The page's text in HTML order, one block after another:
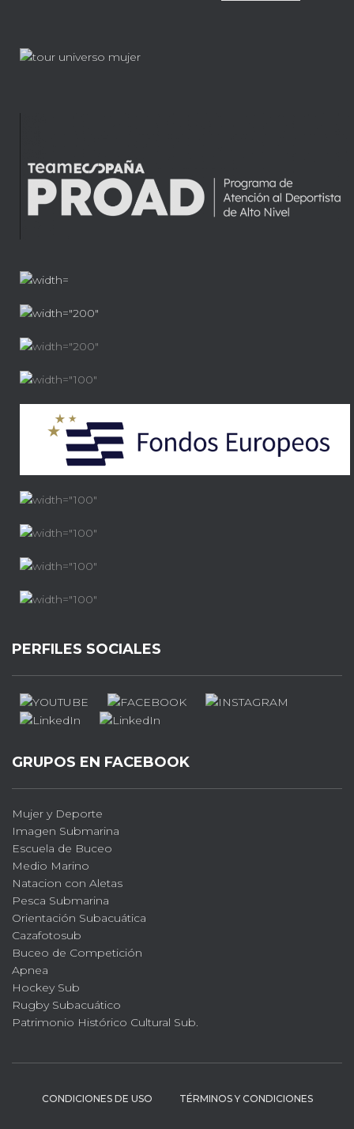
PERFILES SOCIALES
GRUPOS EN FACEBOOK
Mujer y Deporte
Imagen Submarina
Escuela de Buceo
Medio Marino
Natacion con Aletas
Pesca Submarina
Orientación Subacuática
Cazafotosub
Buceo de Competición
Apnea
Hockey Sub
Rugby Subacuático
Patrimonio Histórico Cultural Sub.
CONDICIONES DE USO TÉRMINOS Y CONDICIONES